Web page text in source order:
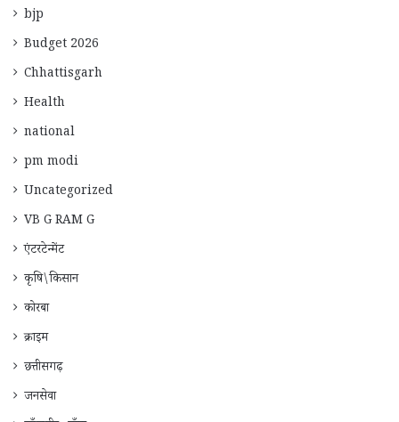
bjp
Budget 2026
Chhattisgarh
Health
national
pm modi
Uncategorized
VB G RAM G
एंटरटेन्मेंट
कृषि\किसान
कोरबा
क्राइम
छत्तीसगढ़
जनसेवा